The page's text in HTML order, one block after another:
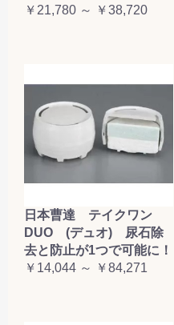
￥21,780 ～ ￥38,720
日本曹達 テイクワン
DUO (デュオ) 尿石除
去と防止が1つで可能に！
￥14,044 ～ ￥84,271